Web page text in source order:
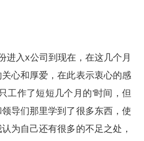
进入x公司到现在，在这几个月
心和厚爱，在此表示衷心的感
工作了短短几个月的'时间，但
导们那里学到了很多东西，使
为自己还有很多的不足之处，